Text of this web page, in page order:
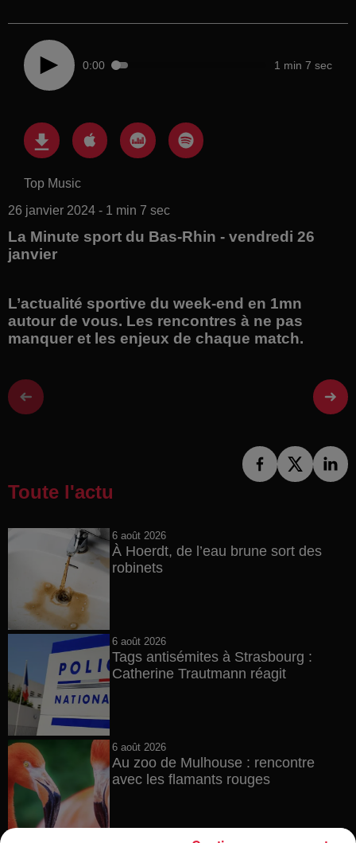
0:00 1 min 7 sec
Top Music
26 janvier 2024 - 1 min 7 sec
La Minute sport du Bas-Rhin - vendredi 26
janvier
L’actualité sportive du week-end en 1mn
autour de vous. Les rencontres à ne pas
manquer et les enjeux de chaque match.
Toute l'actu
6 août 2026
À Hoerdt, de l’eau brune sort des
robinets
6 août 2026
Tags antisémites à Strasbourg :
Catherine Trautmann réagit
6 août 2026
Au zoo de Mulhouse : rencontre
avec les flamants rouges